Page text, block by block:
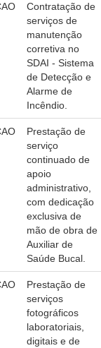
2026
Intérpretes
Contratação de
serviços de
manutenção
corretiva no
SDAI - Sistema
de Detecção e
Alarme de
Incêndio.
Prestação de
serviço
continuado de
apoio
administrativo,
com dedicação
exclusiva de
mão de obra de
Auxiliar de
Saúde Bucal.
Prestação de
serviços
fotográficos
laboratoriais,
digitais e de